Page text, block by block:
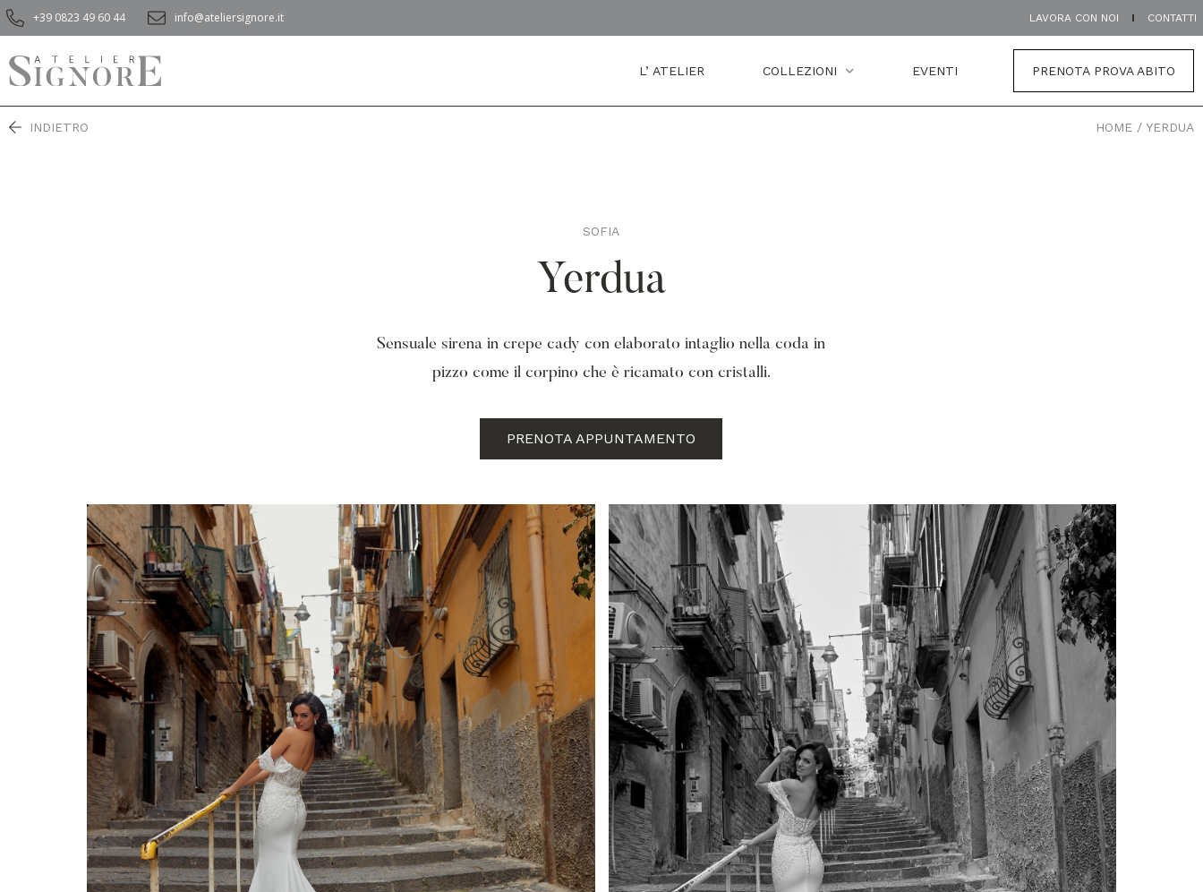
+39 0823 49 60 44 info@ateliersignore.it LAVORA CON NOI CONTATTI
L’ ATELIER COLLEZIONI EVENTI PRENOTA PROVA ABITO
INDIETRO HOME / YERDUA
,
SOFIA
Yerdua
Sensuale sirena in crepe cady con elaborato intaglio nella coda in
pizzo come il corpino che è ricamato con cristalli.
PRENOTA APPUNTAMENTO